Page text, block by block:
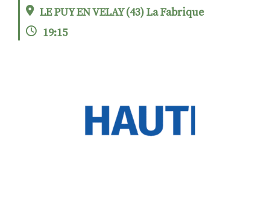
LE PUY EN VELAY (43) La Fabrique
19:15